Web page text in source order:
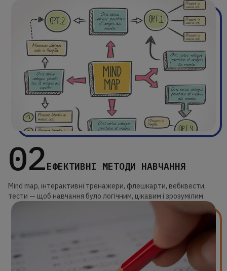
02ЕФЕКТИВНІ МЕТОДИ НАВЧАННЯ
Mind map, інтерактивні тренажери, флешкарти, вебквести,
тести — щоб навчання було логічним, цікавим і зрозумілим.